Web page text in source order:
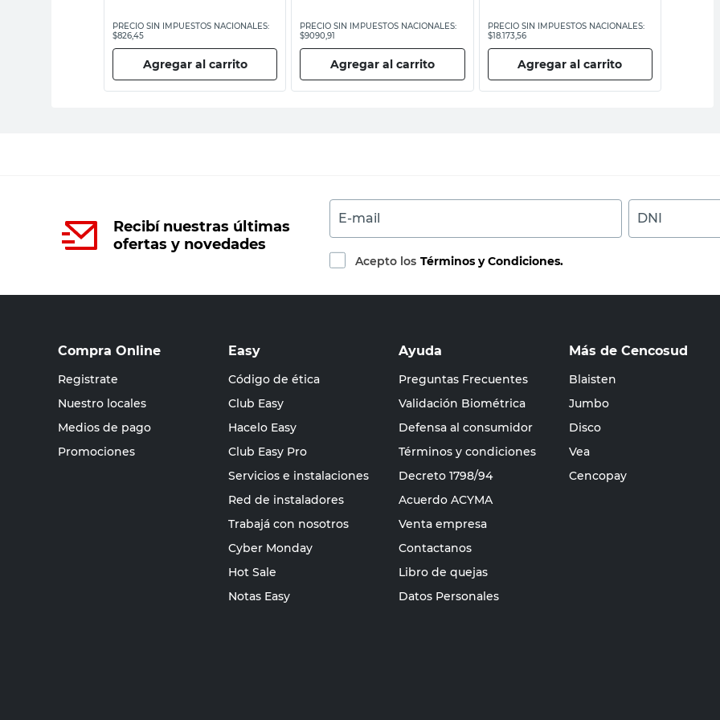
PRECIO SIN IMPUESTOS NACIONALES:
$826,45
Agregar al carrito
PRECIO SIN IMPUESTOS NACIONALES:
$9090,91
Agregar al carrito
PRECIO SIN IMPUESTOS NACIONALES:
$18.173,56
Agregar al carrito
Recibí nuestras últimas
ofertas y novedades
E-mail DNI
Acepto los Términos y Condiciones.
Compra Online
Registrate
Nuestro locales
Medios de pago
Promociones
Easy
Código de ética
Club Easy
Hacelo Easy
Club Easy Pro
Servicios e instalaciones
Red de instaladores
Trabajá con nosotros
Cyber Monday
Hot Sale
Notas Easy
Ayuda
Preguntas Frecuentes
Validación Biométrica
Defensa al consumidor
Términos y condiciones
Decreto 1798/94
Acuerdo ACYMA
Venta empresa
Contactanos
Libro de quejas
Datos Personales
Más de Cencosud
Blaisten
Jumbo
Disco
Vea
Cencopay